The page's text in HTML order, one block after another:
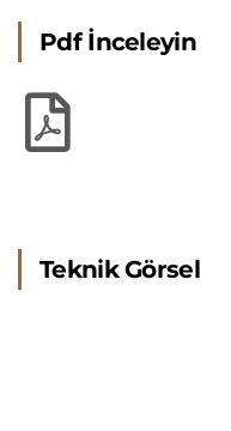
Pdf İnceleyin
Teknik Görsel